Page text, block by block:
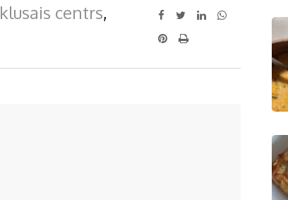
klusais centrs,
LinkedIn
Whatsapp
Pinterest
Print